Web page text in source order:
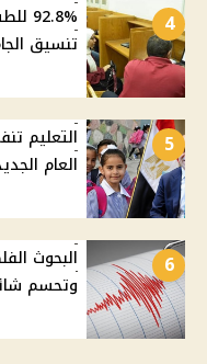
4
تنسيق الجامعات 2026 وأماكن
5
التعليم
العام الجديد 12 سبتمبر والدولية 6
6
البحوث
وتحسم